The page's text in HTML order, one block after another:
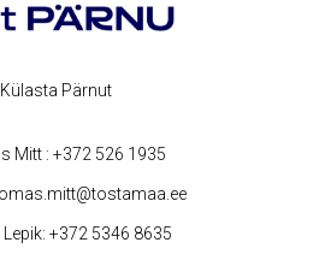
Külasta Pärnut
Mitt : +372 526 1935
+372 5346 8635